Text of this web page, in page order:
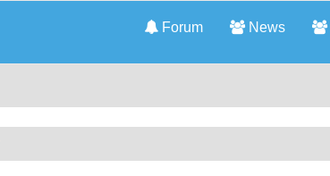
Forum News